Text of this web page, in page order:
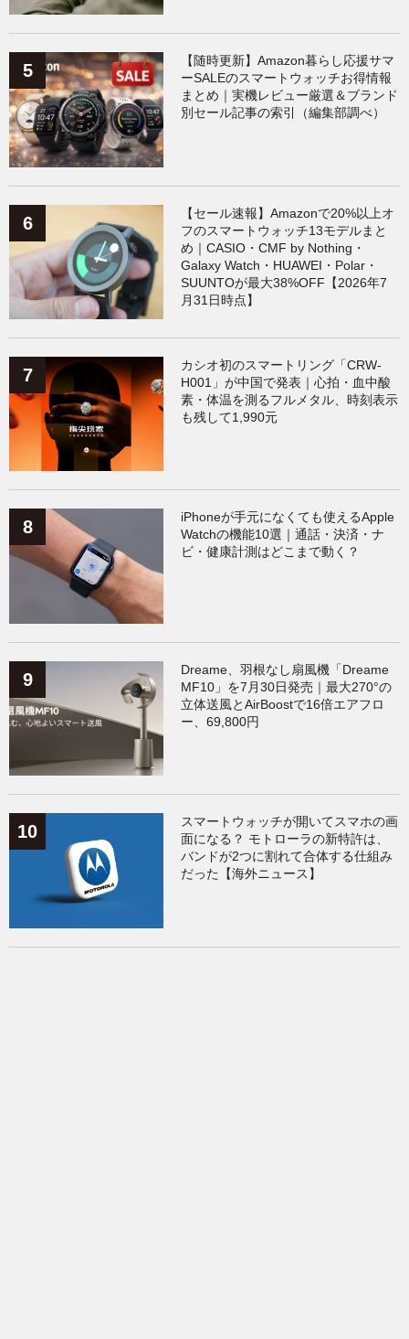
【随時更新】Amazon暮らし応援サマ
ーSALEのスマートウォッチお得情報
まとめ｜実機レビュー厳選＆ブランド
別セール記事の索引（編集部調べ）
【セール速報】Amazonで20%以上オ
フのスマートウォッチ13モデルまと
め｜CASIO・CMF by Nothing・
Galaxy Watch・HUAWEI・Polar・
SUUNTOが最大38%OFF【2026年7
月31日時点】
カシオ初のスマートリング「CRW-
H001」が中国で発表｜心拍・血中酸
素・体温を測るフルメタル、時刻表示
も残して1,990元
iPhoneが手元になくても使えるApple
Watchの機能10選｜通話・決済・ナ
ビ・健康計測はどこまで動く？
Dreame、羽根なし扇風機「Dreame
MF10」を7月30日発売｜最大270°の
立体送風とAirBoostで16倍エアフロ
ー、69,800円
スマートウォッチが開いてスマホの画
面になる？ モトローラの新特許は、
バンドが2つに割れて合体する仕組み
だった【海外ニュース】